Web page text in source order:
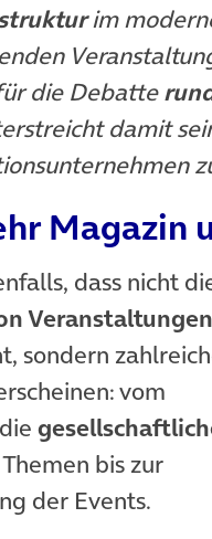
im
die Debatte
damit
Magazin
dass nicht
Veranstaltungen
sondern
vom
bis zur
der Events.